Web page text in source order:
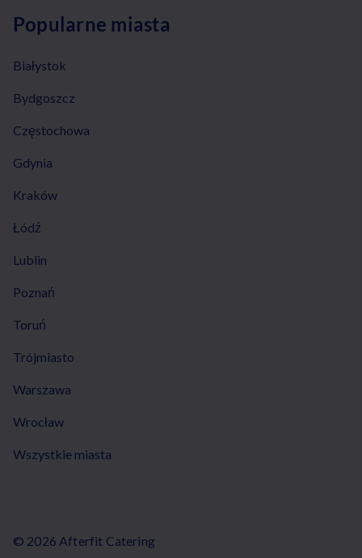
Popularne miasta
Białystok
Bydgoszcz
Częstochowa
Gdynia
Kraków
Łódź
Lublin
Poznań
Toruń
Trójmiasto
Warszawa
Wrocław
Wszystkie miasta
© 2026 Afterfit Catering